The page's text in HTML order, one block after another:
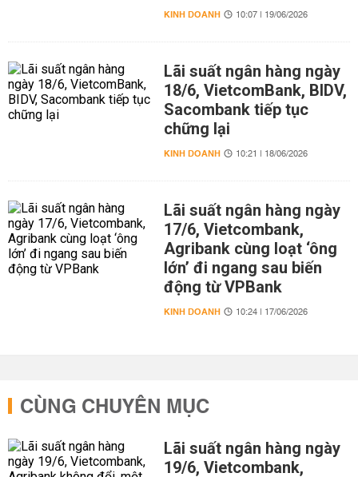
KINH DOANH 10:07 | 19/06/2026
Lãi suất ngân hàng ngày
18/6, VietcomBank, BIDV,
Sacombank tiếp tục
chững lại
KINH DOANH 10:21 | 18/06/2026
Lãi suất ngân hàng ngày
17/6, Vietcombank,
Agribank cùng loạt ‘ông
lớn’ đi ngang sau biến
động từ VPBank
KINH DOANH 10:24 | 17/06/2026
CÙNG CHUYÊN MỤC
Lãi suất ngân hàng ngày
19/6, Vietcombank,